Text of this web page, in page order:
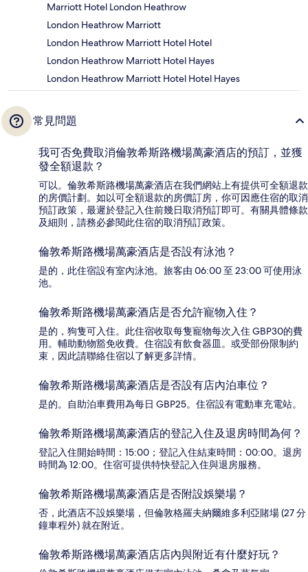
Marriott Hotel London Heathrow
London Heathrow Marriott
London Heathrow Marriott Hotel Hotel
London Heathrow Marriott Hotel Hayes
London Heathrow Marriott Hotel Hotel Hayes
常見問題
我可否免費取消倫敦希斯路機場萬豪酒店的預訂，並獲
發全額退款？
可以。倫敦希斯路機場萬豪酒店在我們網站上有提供可全額退款
的房價計劃。如以可全額退款的房價訂房，你可因應住宿的取消
預訂政策，最遲於登記入住前幾日取消預訂即可。有關具體條款
及細則，請務必參閱此住宿的取消預訂政策。
倫敦希斯路機場萬豪酒店是否設有泳池？
是的，此住宿設有室內泳池。旅客由 06:00 至 23:00 可使用泳
池。
倫敦希斯路機場萬豪酒店是否允許寵物入住？
是的，狗隻可入住。此住宿收取每隻寵物每次入住 GBP30的費
用。輔助動物豁免收費。住宿設有飲食器皿。或受部份限制約
束，因此請聯絡住宿以了解更多詳情。
倫敦希斯路機場萬豪酒店是否設有店內泊車位？
是的。自助泊車費用為每日 GBP25。住宿設有電動車充電站。
倫敦希斯路機場萬豪酒店的登記入住及退房時間為何？
登記入住開始時間：15:00；登記入住結束時間：00:00。退房
時間為 12:00。住宿可提供特快登記入住與退房服務。
倫敦希斯路機場萬豪酒店是否附設娛樂場？
否，此酒店不設娛樂場，但倫敦格羅夫納爾維多利亞賭場 (27 分
鐘車程外) 就在附近。
倫敦希斯路機場萬豪酒店店內與附近有什麼好玩？